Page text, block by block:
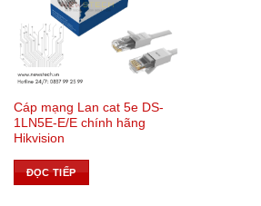
Cáp mạng Lan cat 5e DS-
1LN5E-E/E chính hãng
Hikvision
ĐỌC TIẾP